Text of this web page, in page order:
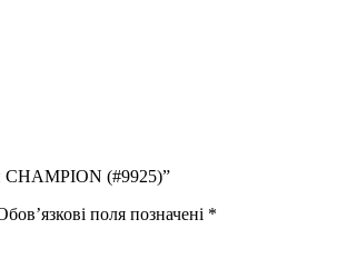
CHAMPION (#9925)”
поля позначені *